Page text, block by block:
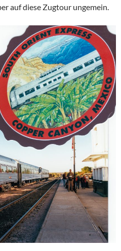
auf diese Zugtour ungemein.